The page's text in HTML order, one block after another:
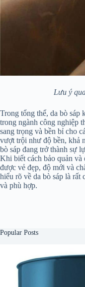
Lưu ý
Trong tổng thể, da bò sáp
trong ngành công nghiệp
sang trọng và bền bỉ cho
vượt trội như độ bền, khả
bò sáp đang trở thành sự
Khi biết cách bảo quản và
được vẻ đẹp, độ mới và
hiểu rõ về da bò sáp là rất
và phù hợp.
Popular Posts